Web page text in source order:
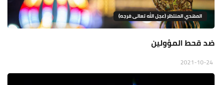
المهدي المنتظر (عجل الله تعالى فرجه)
ضد قحط المؤولين